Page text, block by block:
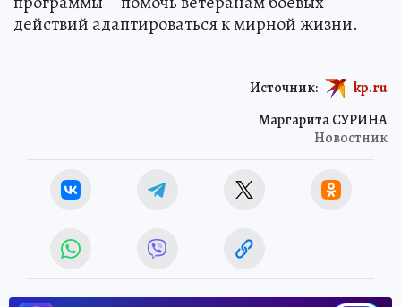
действий адаптироваться к мирной жизни.
Маргарита СУРИНА
Новостник
Источник: kp.ru